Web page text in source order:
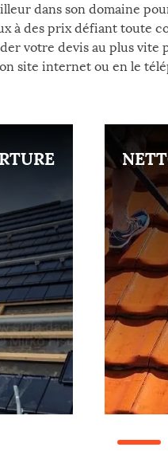
dans son domaine
à des prix défiant toute
votre devis au plus
site internet ou en le